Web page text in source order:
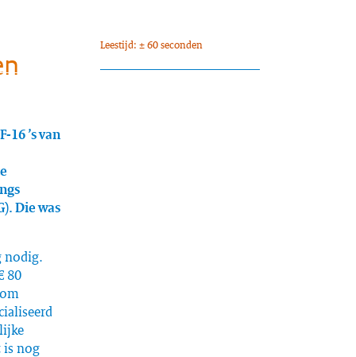
Leestijd: ± 60 seconden
’s van
Die was
nodig.
80
is nog